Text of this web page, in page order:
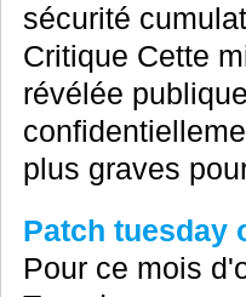
sécurité
Critique Cette
révélée
plus graves
Patch tuesday
Pour ce mois